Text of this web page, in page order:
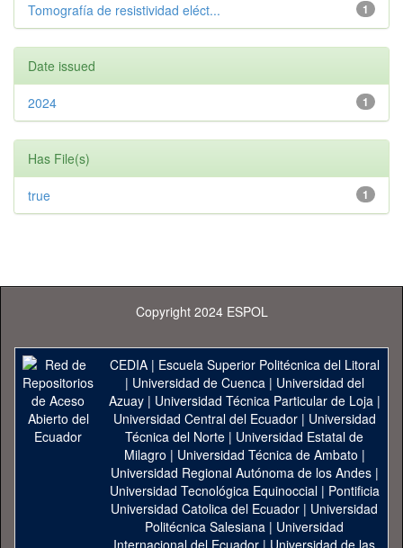
1
Tomografía de resistividad eléct...
Date issued
1
2024
Has File(s)
1
true
Copyright 2024 ESPOL
CEDIA| Escuela Superior Politécnica del Litoral
| Universidad de Cuenca| Universidad del
Azuay| Universidad Técnica Particular de Loja|
Universidad Central del Ecuador| Universidad
Técnica del Norte | Universidad Estatal de
Milagro | Universidad Técnica de Ambato |
Universidad Regional Autónoma de los Andes|
Universidad Tecnológica Equinoccial| Pontificia
Universidad Catolica del Ecuador | Universidad
Politécnica Salesiana | Universidad
Internacional del Ecuador | Universidad de las